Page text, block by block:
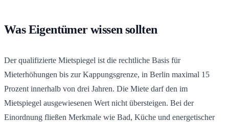
Was Eigentümer wissen sollten
Der qualifizierte Mietspiegel ist die rechtliche Basis für
Mieterhöhungen bis zur Kappungsgrenze, in Berlin maximal 15
Prozent innerhalb von drei Jahren. Die Miete darf den im
Mietspiegel ausgewiesenen Wert nicht übersteigen. Bei der
Einordnung fließen Merkmale wie Bad, Küche und energetischer